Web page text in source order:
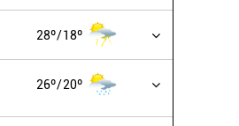
28º 18º
26º 20º